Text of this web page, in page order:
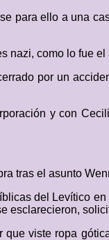
para ello a una
nazi, como lo fue el
por un
y con
tras el asunto
del Levítico
esclarecieron,
viste ropa